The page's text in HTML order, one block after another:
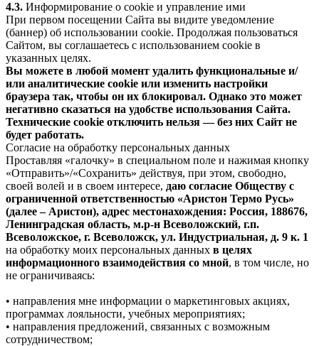
4.3. Информирование о cookie и управление ими
При первом посещении Сайта вы видите уведомление
(баннер) об использовании cookie. Продолжая пользоваться
Сайтом, вы соглашаетесь с использованием cookie в
указанных целях.
Вы можете в любой момент удалить функциональные и/
или аналитические cookie или изменить настройки
браузера так, чтобы он их блокировал. Однако это может
негативно сказаться на удобстве использования Сайта.
Технические cookie отключить нельзя — без них Сайт не
будет работать.
Согласие на обработку персональных данных
Проставляя «галочку» в специальном поле и нажимая кнопку
«Отправить»/«Сохранить» действуя, при этом, свободно,
своей волей и в своем интересе, даю согласие Обществу с
ограниченной ответственностью «Аристон Термо Русь»
(далее – Аристон), адрес местонахождения: Россия, 188676,
Ленинградская область, м.р-н Всеволожский, г.п.
Всеволожское, г. Всеволожск, ул. Индустриальная, д. 9 к. 1
на обработку моих персональных данных в целях
информационного взаимодействия со мной, в том числе, но
не ограничиваясь:
• направления мне информации о маркетинговых акциях,
программах лояльности, учебных мероприятиях;
• направления предложений, связанных с возможным
сотрудничеством;